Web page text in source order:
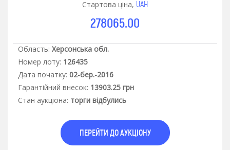
Стартова ціна, UAH
278065.00
Область: Херсонська обл.
Номер лоту: 126435
Дата початку: 02-бер.-2016
Гарантiйний внесок: 13903.25 грн
Стан аукцiона: торги відбулись
ПЕРЕЙТИ ДО АУКЦІОНУ